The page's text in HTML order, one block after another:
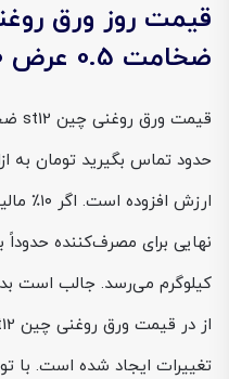
ضخامت 0.5 عرض 1000
حدود تماس بگیرید تومان به
ارزش
نهایی برای مصرف‌کننده حدوداً
تغییرات ایجاد شده است. با